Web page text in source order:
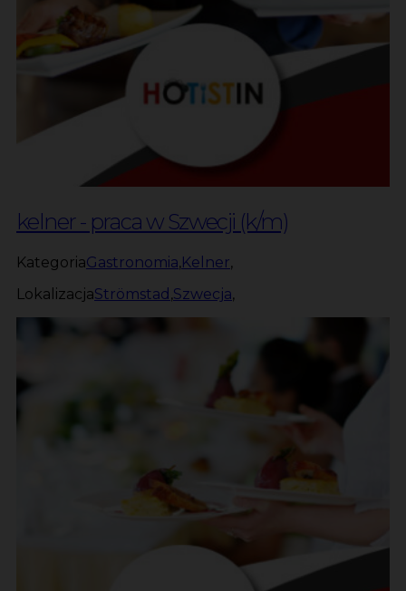
kelner - praca w Szwecji (k/m)
KategoriaGastronomia,Kelner,
LokalizacjaStrömstad ,Szwecja,